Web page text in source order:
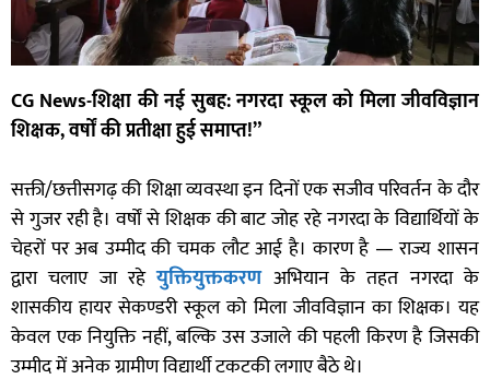
CG News-शिक्षा की नई सुबह: नगरदा स्कूल को मिला जीवविज्ञान
शिक्षक, वर्षों की प्रतीक्षा हुई समाप्त!”
सक्ती/छत्तीसगढ़ की शिक्षा व्यवस्था इन दिनों एक सजीव परिवर्तन के दौर
से गुजर रही है। वर्षों से शिक्षक की बाट जोह रहे नगरदा के विद्यार्थियों के
चेहरों पर अब उम्मीद की चमक लौट आई है। कारण है — राज्य शासन
द्वारा चलाए जा रहेयुक्तियुक्तकरणअभियान के तहत नगरदा के
शासकीय हायर सेकण्डरी स्कूल को मिला जीवविज्ञान का शिक्षक। यह
केवल एक नियुक्ति नहीं, बल्कि उस उजाले की पहली किरण है जिसकी
उम्मीद में अनेक ग्रामीण विद्यार्थी टकटकी लगाए बैठे थे।